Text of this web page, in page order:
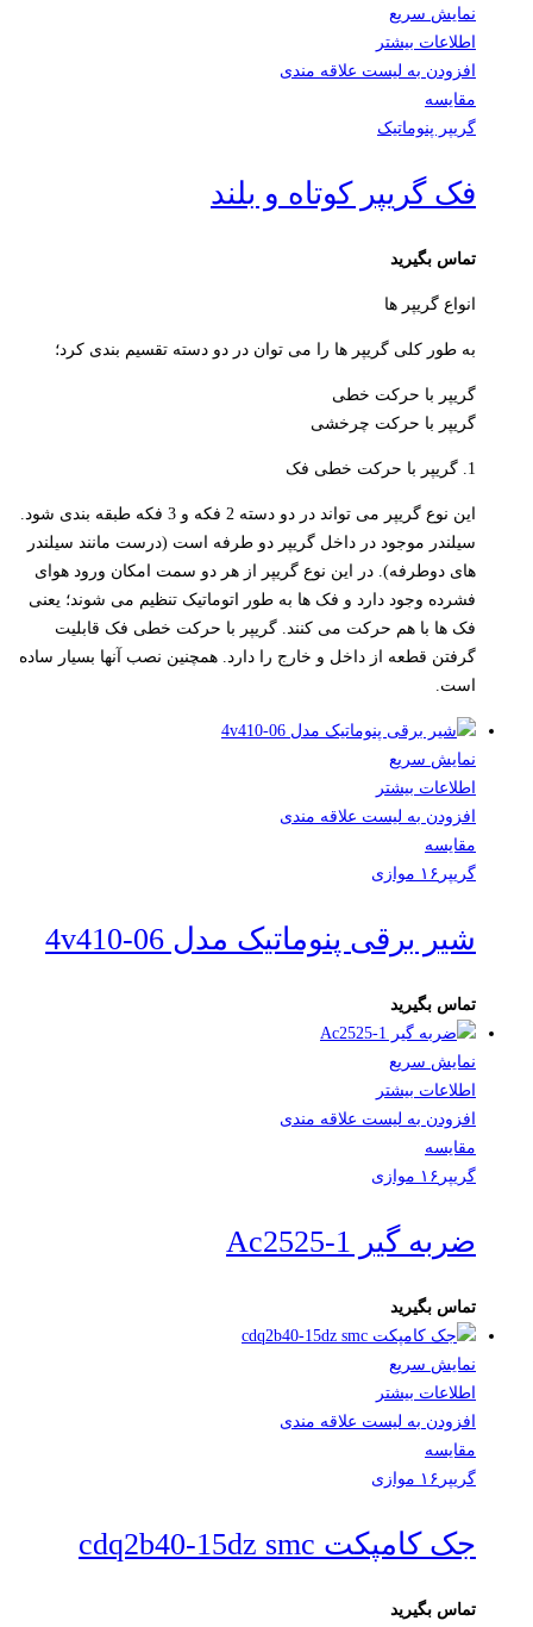
نمایش سریع
اطلاعات بیشتر
افزودن به لیست علاقه مندی
مقایسه
گریپر پنوماتیک
فک گریپر کوتاه و بلند
تماس بگیرید
انواع گریپر ها
به طور کلی گریپر ها را می توان در دو دسته تقسیم بندی کرد؛
گریپر با حرکت خطی
گریپر با حرکت چرخشی
1. گریپر با حرکت خطی فک
این نوع گریپر می تواند در دو دسته 2 فکه و 3 فکه طبقه بندی شود.
سیلندر موجود در داخل گریپر دو طرفه است (درست مانند سیلندر
های دوطرفه). در این نوع گریپر از هر دو سمت امکان ورود هوای
فشرده وجود دارد و فک ها به طور اتوماتیک تنظیم می شوند؛ یعنی
فک ها با هم حرکت می کنند. گریپر با حرکت خطی فک قابلیت
گرفتن قطعه از داخل و خارج را دارد. همچنین نصب آنها بسیار ساده
است.
نمایش سریع
اطلاعات بیشتر
افزودن به لیست علاقه مندی
مقایسه
گریپر۱۶ موازی
شیر برقی پنوماتیک مدل 4v410-06
تماس بگیرید
نمایش سریع
اطلاعات بیشتر
افزودن به لیست علاقه مندی
مقایسه
گریپر۱۶ موازی
ضربه گیر Ac2525-1
تماس بگیرید
نمایش سریع
اطلاعات بیشتر
افزودن به لیست علاقه مندی
مقایسه
گریپر۱۶ موازی
جک کامپکت cdq2b40-15dz smc
تماس بگیرید